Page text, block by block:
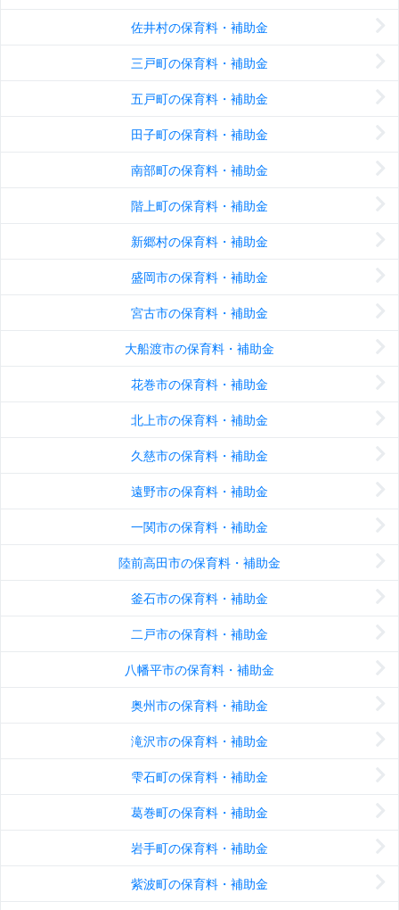
佐井村の保育料・補助金
三戸町の保育料・補助金
五戸町の保育料・補助金
田子町の保育料・補助金
南部町の保育料・補助金
階上町の保育料・補助金
新郷村の保育料・補助金
盛岡市の保育料・補助金
宮古市の保育料・補助金
大船渡市の保育料・補助金
花巻市の保育料・補助金
北上市の保育料・補助金
久慈市の保育料・補助金
遠野市の保育料・補助金
一関市の保育料・補助金
陸前高田市の保育料・補助金
釜石市の保育料・補助金
二戸市の保育料・補助金
八幡平市の保育料・補助金
奥州市の保育料・補助金
滝沢市の保育料・補助金
雫石町の保育料・補助金
葛巻町の保育料・補助金
岩手町の保育料・補助金
紫波町の保育料・補助金